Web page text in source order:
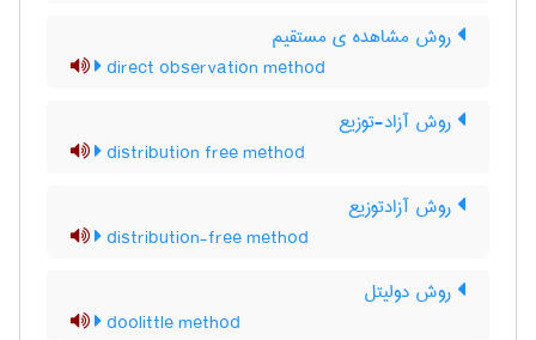
روش مشاهده ی مستقیم
direct observation method
روش آزاد-توزیع
distribution free method
روش آزادتوزیع
distribution-free method
روش دولیتل
doolittle method